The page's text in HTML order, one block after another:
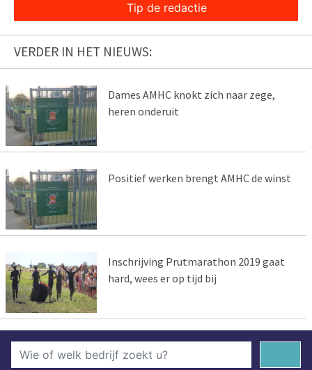
Tip de redactie
VERDER IN HET NIEUWS:
Dames AMHC knokt zich naar zege,
heren onderuit
Positief werken brengt AMHC de winst
Inschrijving Prutmarathon 2019 gaat
hard, wees er op tijd bij